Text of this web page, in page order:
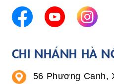
CHI NHÁNH HÀ
56 Phương Canh,